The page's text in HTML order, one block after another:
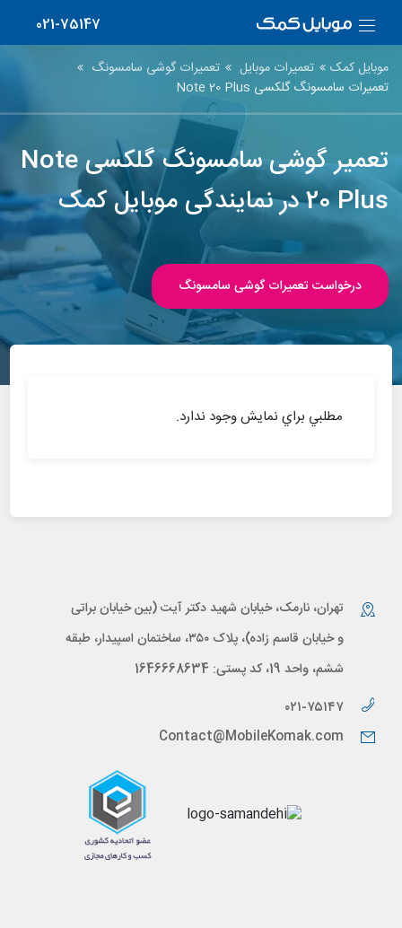
021-75147
موبایل کمک تعمیرات موبایل
تعمیرات گوشی سامسونگ
تعمیرات سامسونگ گلکسی Note 20 Plus
تعمیر گوشی سامسونگ گلکسی Note
20 Plus در نمایندگی موبایل کمک
درخواست تعمیرات گوشی سامسونگ
مطلبي براي نمايش وجود ندارد.
تهران، نارمک، خیابان شهید دکتر آیت (بین خیابان براتی
و خیابان قاسم زاده)، پلاک ۳۵۰، ساختمان اسپیدار، طبقه
ششم، واحد 19، کد پستی: 1646668634
۰۲۱-۷۵۱۴۷
Contact@MobileKomak.com